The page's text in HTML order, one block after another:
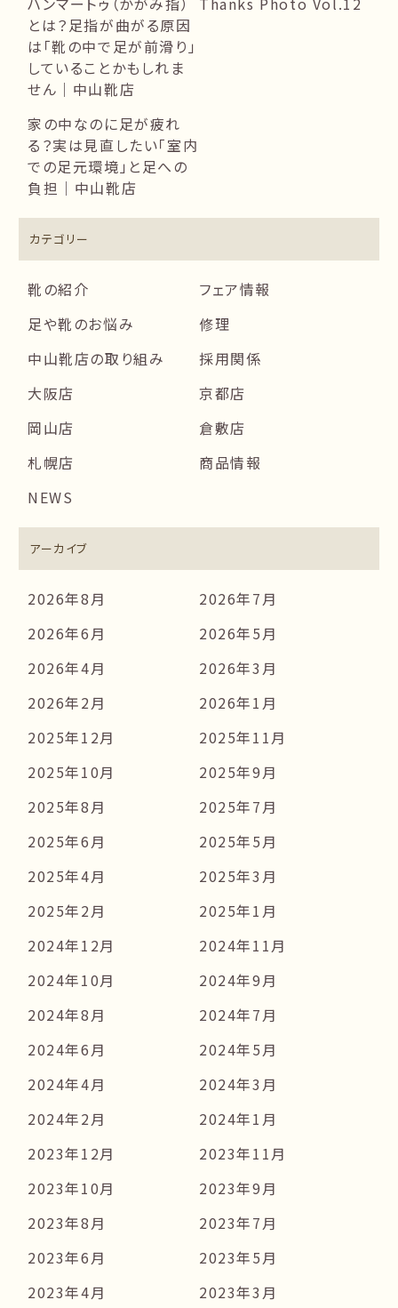
とは？足指が曲がる原因
は「靴の中で足が前滑り」
していることかもしれま
せん｜中山靴店
家の中なのに足が疲れ
る？実は見直したい「室内
での足元環境」と足への
負担｜中山靴店
カテゴリー
靴の紹介
フェア情報
足や靴のお悩み
修理
中山靴店の取り組み
採用関係
大阪店
京都店
岡山店
倉敷店
札幌店
商品情報
NEWS
アーカイブ
2026年8月
2026年7月
2026年6月
2026年5月
2026年4月
2026年3月
2026年2月
2026年1月
2025年12月
2025年11月
2025年10月
2025年9月
2025年8月
2025年7月
2025年6月
2025年5月
2025年4月
2025年3月
2025年2月
2025年1月
2024年12月
2024年11月
2024年10月
2024年9月
2024年8月
2024年7月
2024年6月
2024年5月
2024年4月
2024年3月
2024年2月
2024年1月
2023年12月
2023年11月
2023年10月
2023年9月
2023年8月
2023年7月
2023年6月
2023年5月
2023年4月
2023年3月